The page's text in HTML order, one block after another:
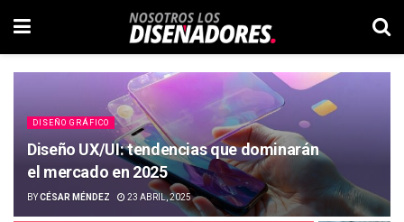
DISEÑO GRÁFICO
Diseño UX/UI: tendencias que dominarán
el mercado en 2025
BYCÉSAR MÉNDEZ 23 ABRIL, 2025